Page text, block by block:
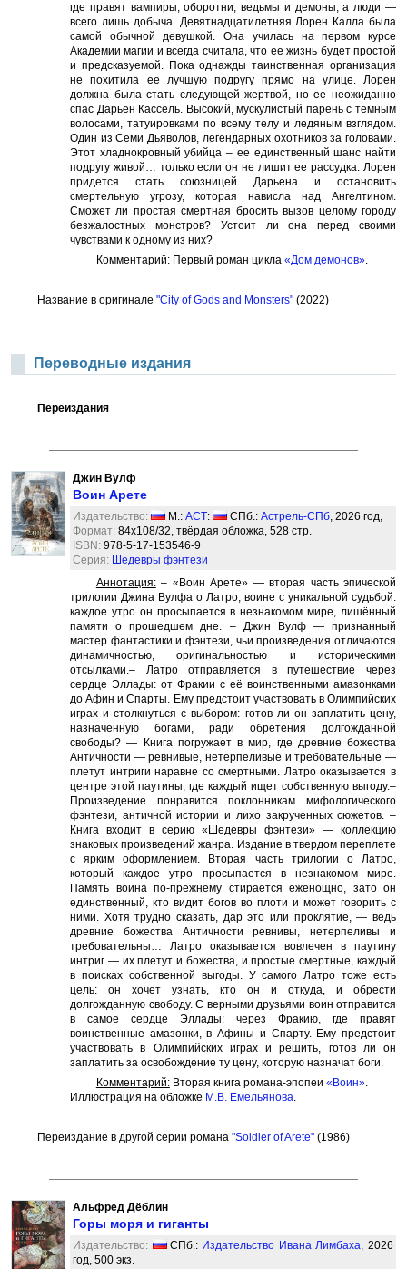
где правят вампиры, оборотни, ведьмы и демоны, а люди —
всего лишь добыча. Девятнадцатилетняя Лорен Калла была
самой обычной девушкой. Она училась на первом курсе
Академии магии и всегда считала, что ее жизнь будет простой
и предсказуемой. Пока однажды таинственная организация
не похитила ее лучшую подругу прямо на улице. Лорен
должна была стать следующей жертвой, но ее неожиданно
спас Дарьен Кассель. Высокий, мускулистый парень с темным
волосами, татуировками по всему телу и ледяным взглядом.
Один из Семи Дьяволов, легендарных охотников за головами.
Этот хладнокровный убийца – ее единственный шанс найти
подругу живой… только если он не лишит ее рассудка. Лорен
придется стать союзницей Дарьена и остановить
смертельную угрозу, которая нависла над Ангелтином.
Сможет ли простая смертная бросить вызов целому городу
безжалостных монстров? Устоит ли она перед своими
чувствами к одному из них?
Комментарий:Первый роман цикла «Дом демонов».
Название в оригинале "City of Gods and Monsters"(2022)
Переводные издания
Переиздания
Джин Вулф
Воин Арете
Издательство: М.: АСТ: СПб.: Астрель-СПб, 2026 год,
Формат: 84x108/32, твёрдая обложка, 528 стр.
ISBN: 978-5-17-153546-9
Серия: Шедевры фэнтези
Аннотация:– «Воин Арете» — вторая часть эпической
трилогии Джина Вулфа о Латро, воине с уникальной судьбой:
каждое утро он просыпается в незнакомом мире, лишённый
памяти о прошедшем дне. – Джин Вулф — признанный
мастер фантастики и фэнтези, чьи произведения отличаются
динамичностью, оригинальностью и историческими
отсылками.– Латро отправляется в путешествие через
сердце Эллады: от Фракии с её воинственными амазонками
до Афин и Спарты. Ему предстоит участвовать в Олимпийских
играх и столкнуться с выбором: готов ли он заплатить цену,
назначенную богами, ради обретения долгожданной
свободы? — Книга погружает в мир, где древние божества
Античности — ревнивые, нетерпеливые и требовательные —
плетут интриги наравне со смертными. Латро оказывается в
центре этой паутины, где каждый ищет собственную выгоду.–
Произведение понравится поклонникам мифологического
фэнтези, античной истории и лихо закрученных сюжетов. –
Книга входит в серию «Шедевры фэнтези» — коллекцию
знаковых произведений жанра. Издание в твердом переплете
с ярким оформлением. Вторая часть трилогии о Латро,
который каждое утро просыпается в незнакомом мире.
Память воина по-прежнему стирается еженощно, зато он
единственный, кто видит богов во плоти и может говорить с
ними. Хотя трудно сказать, дар это или проклятие, — ведь
древние божества Античности ревнивы, нетерпеливы и
требовательны… Латро оказывается вовлечен в паутину
интриг — их плетут и божества, и простые смертные, каждый
в поисках собственной выгоды. У самого Латро тоже есть
цель: он хочет узнать, кто он и откуда, и обрести
долгожданную свободу. С верными друзьями воин отправится
в самое сердце Эллады: через Фракию, где правят
воинственные амазонки, в Афины и Спарту. Ему предстоит
участвовать в Олимпийских играх и решить, готов ли он
заплатить за освобождение ту цену, которую назначат боги.
Комментарий:Вторая книга романа-эпопеи «Воин».
Иллюстрация на обложке М.В. Емельянова.
Переиздание в другой серии романа "Soldier of Arete"(1986)
Альфред Дёблин
Горы моря и гиганты
Издательство: СПб.: Издательство Ивана Лимбаха, 2026
год, 500 экз.